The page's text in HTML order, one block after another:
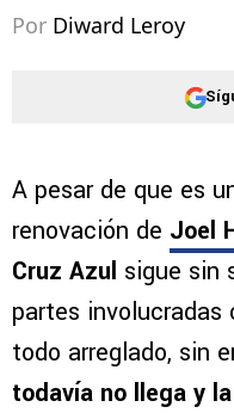
Por Diward Leroy
A pesar de que es
renovación de Joel
Cruz Azul sigue sin
partes
todo arreglado, sin
todavía no llega y